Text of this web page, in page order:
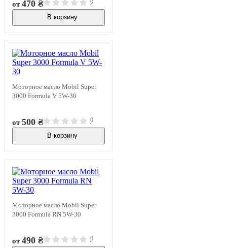
от470 ₴ 0
В корзину
Моторное масло Mobil Super
3000 Formula V 5W-30
от500 ₴ 0
В корзину
Моторное масло Mobil Super
3000 Formula RN 5W-30
от490 ₴ 0